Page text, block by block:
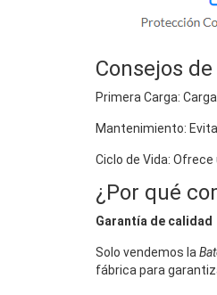
Consejos de
Primera Carga:
Mantenimiento:
Ciclo de Vida:
¿Por qué
Garantía de calidad
Solo vendemos la
fábrica para